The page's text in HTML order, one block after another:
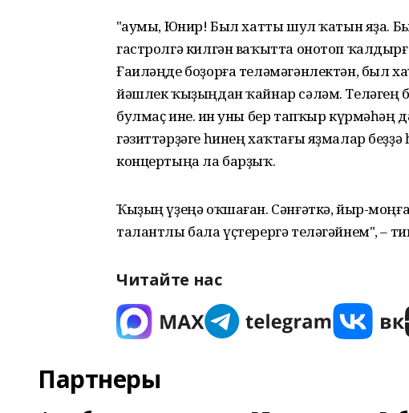
"Һаумы, Юнир! Был хатты шул ҡатын яҙа.
гастролгә килгән ваҡытта онотоп
Ғаиләңде боҙорға теләмәгәнлектән, был
йәшлек ҡыҙыңдан ҡайнар сәләм. Теләгең
булмаҫ ине. Һин уны бер тапҡыр
гәзиттәрҙәге һинең хаҡтағы яҙмалар
концертыңа ла барҙыҡ.
Ҡыҙың үҙеңә оҡшаған. Сәнғәткә, йыр-
талантлы бала үҫтерергә теләгәйнем", –
Читайте нас
Партнеры